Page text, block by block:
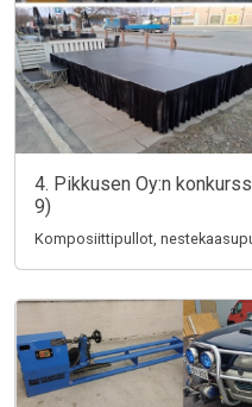
4. Pikkusen Oy:n
9)
Komposiittipullot,